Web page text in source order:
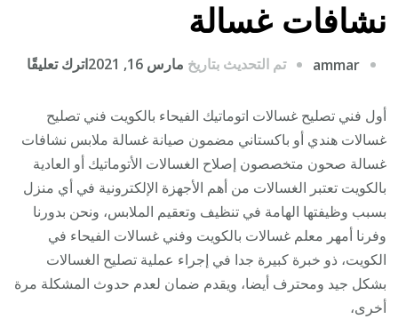
نشافات غسالة
ammar تم التحديث بتاريخ مارس 16, 2021 اترك تعليقًا
أول فني تصليح غسالات اتوماتيك الفيحاء بالكويت فني تصليح
غسالات هندي أو باكستاني مضمون صيانة غسالة ملابس نشافات
غسالة صحون متخصصون إصلاح الغسالات الأتوماتيك أو العادية
بالكويت تعتبر الغسالات من أهم الأجهزة الإلكترونية في أي منزل
بسبب وظيفتها الهامة في تنظيف وتعقيم الملابس، ونحن بدورنا
وفرنا أمهر معلم غسالات بالكويت وفني غسالات الفيحاء في
الكويت، ذو خبرة كبيرة جدا في إجراء عملية تصليح الغسالات
بشكل جيد ومحترف أيضا، ويقدم ضمان لعدم حدوث المشكلة مرة
أخرى،